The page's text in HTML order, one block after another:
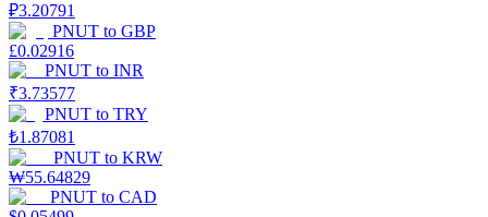
Launchpool
Гибкая ставка для заработка популярных токенов
₽3.20791
PNUT to GBP
£0.02916
PNUT to INR
₹3.73577
PNUT to TRY
₺1.87081
PNUT to KRW
₩55.64829
PNUT to CAD